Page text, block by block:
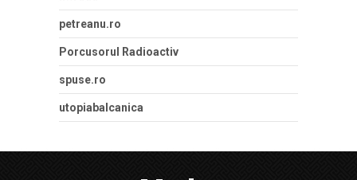
petreanu.ro
Porcusorul Radioactiv
spuse.ro
utopiabalcanica